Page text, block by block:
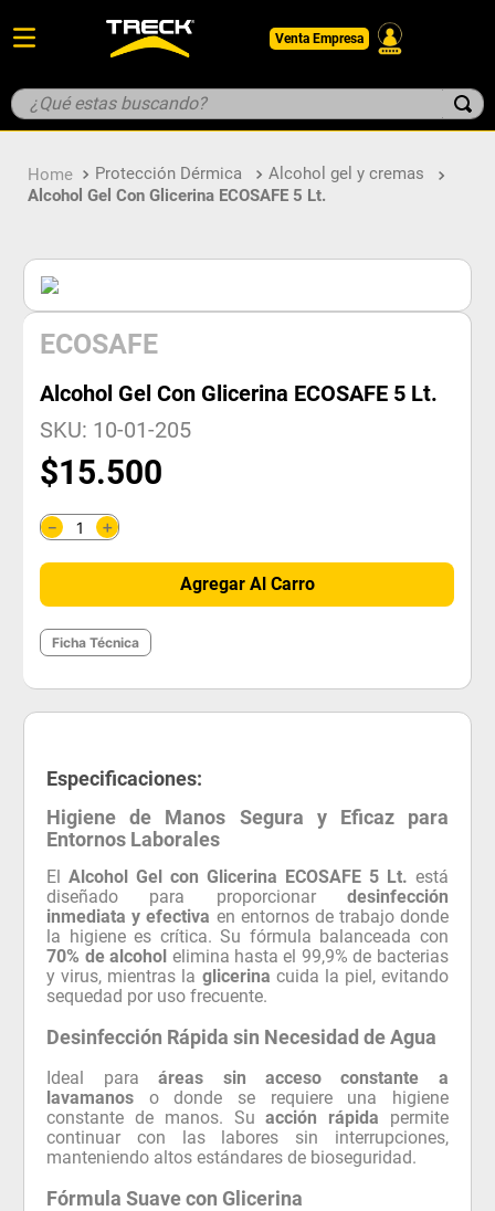
Venta Empresa
¿Qué estas buscando?
Protección Dérmica
Alcohol gel y cremas
Alcohol Gel Con Glicerina ECOSAFE 5 Lt.
ECOSAFE
Alcohol Gel Con Glicerina ECOSAFE 5 Lt.
SKU: 10-01-205
$15.500
＋
－
Agregar Al Carro
Ficha Técnica
Especificaciones:
Higiene de Manos Segura y Eficaz para
Entornos Laborales
ElAlcohol Gel con Glicerina ECOSAFE 5 Lt. está
diseñado para proporcionar desinfección
inmediata y efectiva en entornos de trabajo donde
la higiene es crítica. Su fórmula balanceada con
70% de alcohol elimina hasta el 99,9% de bacterias
y virus, mientras la glicerina cuida la piel, evitando
sequedad por uso frecuente.
Desinfección Rápida sin Necesidad de Agua
Ideal paraáreas sin acceso constante a
lavamanos o donde se requiere una higiene
constante de manos. Suacción rápida permite
continuar con las labores sin interrupciones,
manteniendo altos estándares de bioseguridad.
Fórmula Suave con Glicerina
1. botin